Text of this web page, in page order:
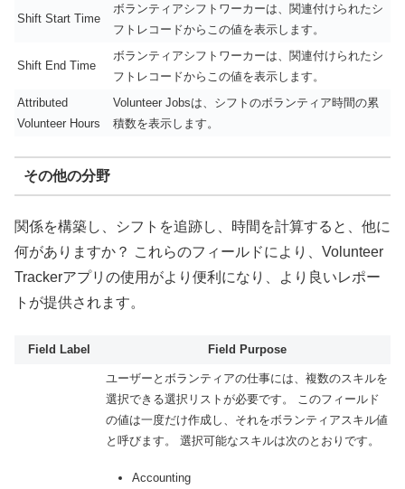
Shift Start Time
ボランティアシフトワーカーは、関連付けられたシ
フトレコードからこの値を表示します。
Shift End Time
ボランティアシフトワーカーは、関連付けられたシ
フトレコードからこの値を表示します。
Attributed
Volunteer Hours
Volunteer Jobsは、シフトのボランティア時間の累
積数を表示します。
その他の分野
関係を構築し、シフトを追跡し、時間を計算すると、他に
何がありますか？ これらのフィールドにより、Volunteer
Trackerアプリの使用がより便利になり、より良いレポー
トが提供されます。
Field Label Field Purpose
ユーザーとボランティアの仕事には、複数のスキルを
選択できる選択リストが必要です。 このフィールド
の値は一度だけ作成し、それをボランティアスキル値
と呼びます。 選択可能なスキルは次のとおりです。
Accounting